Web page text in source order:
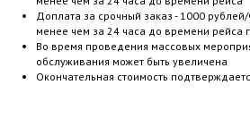
Доплата за срочный заказ - 1000
менее чем за 24 часа до времени рейса
Во время проведения массовых
обслуживания может быть увеличена
Окончательная стоимость